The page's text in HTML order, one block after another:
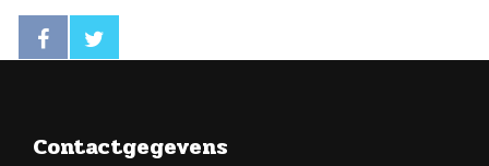
Contactgegevens